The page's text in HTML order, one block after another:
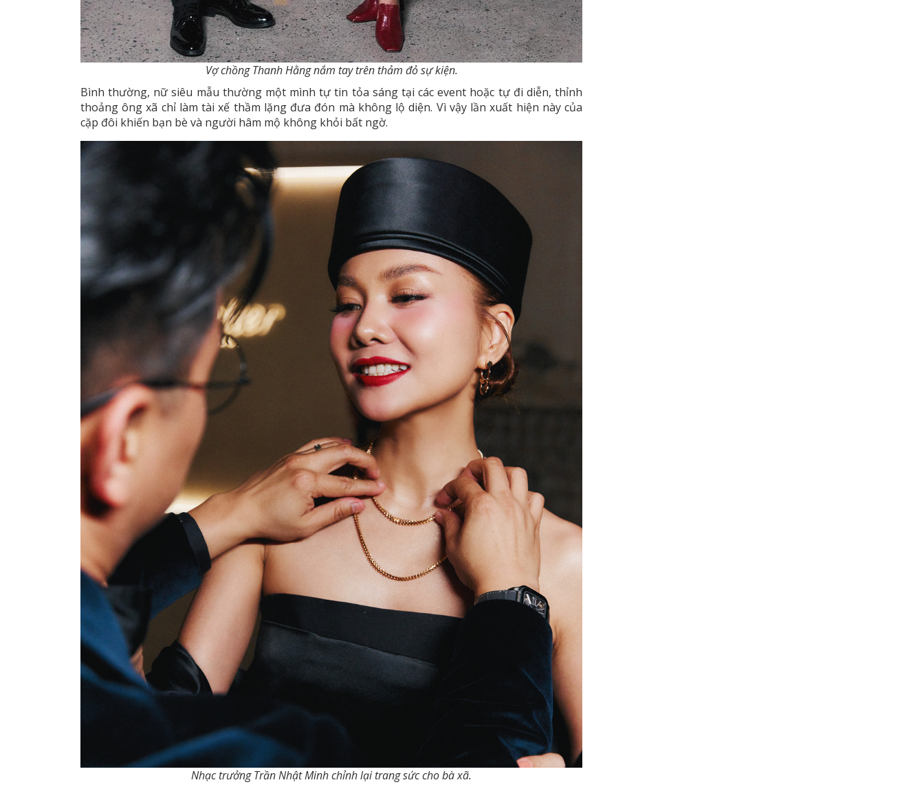
Vợ chồng Thanh Hằng nắm tay trên thảm đỏ sự kiện.
Bình thường, nữ siêu mẫu thường một mình tự tin tỏa sáng tại các event hoặc tự đi diễn, thỉnh
thoảng ông xã chỉ làm tài xế thầm lặng đưa đón mà không lộ diện. Vì vậy lần xuất hiện này của
cặp đôi khiến bạn bè và người hâm mộ không khỏi bất ngờ.
Nhạc trưởng Trần Nhật Minh chỉnh lại trang sức cho bà xã.